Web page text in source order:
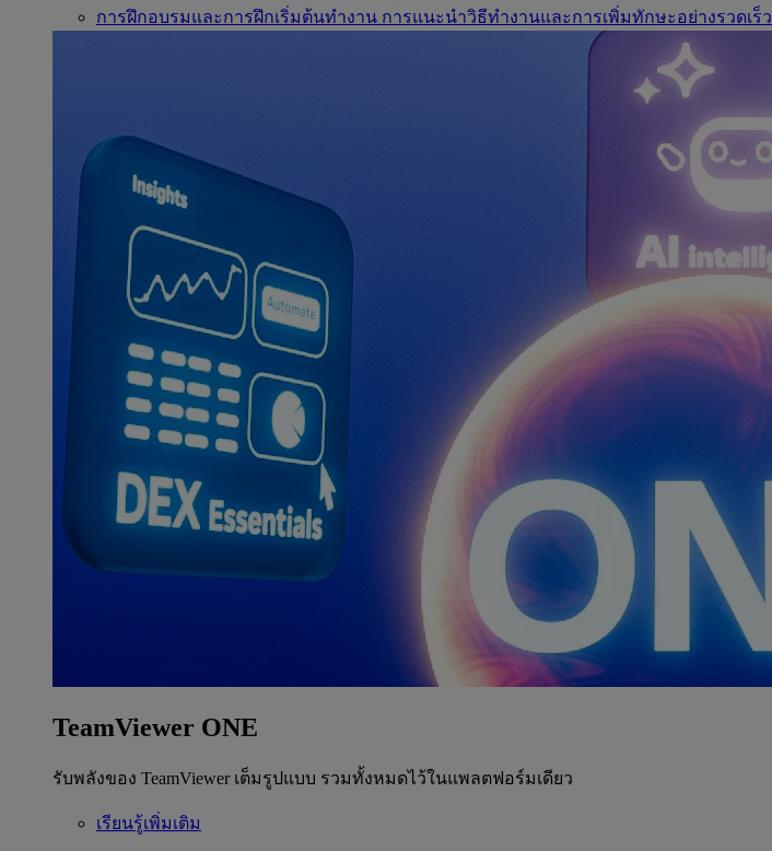
การฝึกอบรมและการฝึกเริ่มต้นทำงาน การแนะนำวิธีทำงานและการเพิ่มทักษะอย่างรวดเร็ว
TeamViewer ONE
รับพลังของ TeamViewer เต็มรูปแบบ รวมทั้งหมดไว้ในแพลตฟอร์มเดียว
เรียนรู้เพิ่มเติม